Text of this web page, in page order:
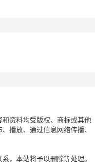
资料均受版权、商标或其他
播放、通过信息网络传播、
，本站将予以删除等处理。